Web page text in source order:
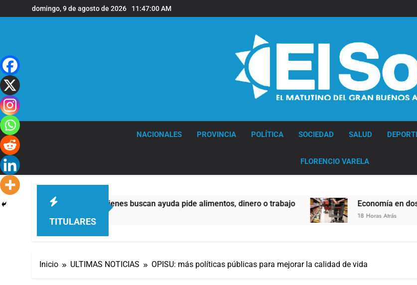
al
domingo, 9 de agosto de 2026 11:47:01 AM
NACIONALES PROVINCIA POLÍTICA SOCIEDAD SALUD
FLORENCIO VARELA
TITULARES
la mitad de quienes buscan ayuda pide alimentos, dinero o trabajo Economía en dos
18 Horas Atrás
Inicio ULTIMAS NOTICIAS OPISU: más políticas públicas para mejorar la calidad de vida